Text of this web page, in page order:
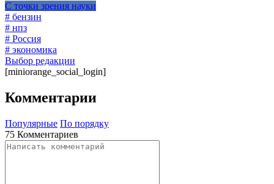
С точки зрения науки
# бензин
# нпз
# Россия
# экономика
Выбор редакции
[miniorange_social_login]
Комментарии
Популярные По порядку
75 Комментариев